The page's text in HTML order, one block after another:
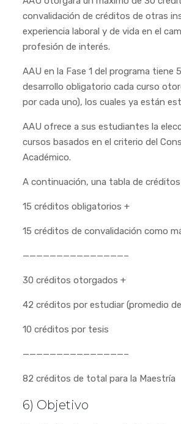
convalidación de créditos de otras
experiencia laboral y de vida en el
profesión de interés.
AAU en la Fase 1 del programa tiene
desarrollo obligatorio cada curso
por cada uno), los cuales ya están
AAU ofrece a sus estudiantes la
cursos basados en el criterio del
Académico.
A continuación, una tabla de
15 créditos obligatorios +
15 créditos de convalidación como
———————————————–
30 créditos otorgados +
42 créditos por estudiar (promedio
10 créditos por tesis
———————————————–
82 créditos de total para la Maestría
6) Objetivo